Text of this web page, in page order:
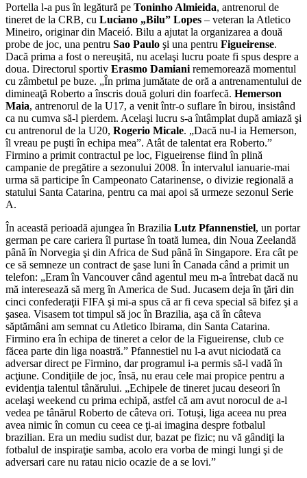
Portella l-a pus în legătură pe Toninho Almieida, antrenorul de
tineret de la CRB, cu Luciano „Bilu” Lopes – veteran la Atletico
Mineiro, originar din Maceió. Bilu a ajutat la organizarea a două
probe de joc, una pentru Sao Paulo şi una pentru Figueirense.
Dacă prima a fost o nereuşită, nu acelaşi lucru poate fi spus despre a
doua. Directorul sportiv Erasmo Damiani rememorează momentul
cu zâmbetul pe buze. „În prima jumătate de oră a antrenamentului de
dimineaţă Roberto a înscris două goluri din foarfecă. Hemerson
Maia, antrenorul de la U17, a venit într-o suflare în birou, insistând
ca nu cumva să-l pierdem. Acelaşi lucru s-a întâmplat după amiază şi
cu antrenorul de la U20, Rogerio Micale. „Dacă nu-l ia Hemerson,
îl vreau pe puşti în echipa mea”. Atât de talentat era Roberto.”
Firmino a primit contractul pe loc, Figueirense fiind în plină
campanie de pregătire a sezonului 2008. În intervalul ianuarie-mai
urma să participe în Campeonato Catarinense, o divizie regională a
statului Santa Catarina, pentru ca mai apoi să urmeze sezonul Serie
A.
În această perioadă ajungea în Brazilia Lutz Pfannenstiel, un portar
german pe care cariera îl purtase în toată lumea, din Noua Zeelandă
până în Norvegia şi din Africa de Sud până în Singapore. Era cât pe
ce să semneze un contract de şase luni în Canada când a primit un
telefon: „Eram în Vancouver când agentul meu m-a întrebat dacă nu
mă interesează să merg în America de Sud. Jucasem deja în ţări din
cinci confederaţii FIFA şi mi-a spus că ar fi ceva special să bifez şi a
şasea. Visasem tot timpul să joc în Brazilia, aşa că în câteva
săptămâni am semnat cu Atletico Ibirama, din Santa Catarina.
Firmino era în echipa de tineret a celor de la Figueirense, club ce
făcea parte din liga noastră.” Pfannestiel nu l-a avut niciodată ca
adversar direct pe Firmino, dar programul i-a permis să-l vadă în
acţiune. Condiţiile de joc, însă, nu erau cele mai propice pentru a
evidenţia talentul tânărului. „Echipele de tineret jucau deseori în
acelaşi weekend cu prima echipă, astfel că am avut norocul de a-l
vedea pe tânărul Roberto de câteva ori. Totuşi, liga aceea nu prea
avea nimic în comun cu ceea ce ţi-ai imagina despre fotbalul
brazilian. Era un mediu sudist dur, bazat pe fizic; nu vă gândiţi la
fotbalul de inspiraţie samba, acolo era vorba de mingi lungi şi de
adversari care nu ratau nicio ocazie de a se lovi.”